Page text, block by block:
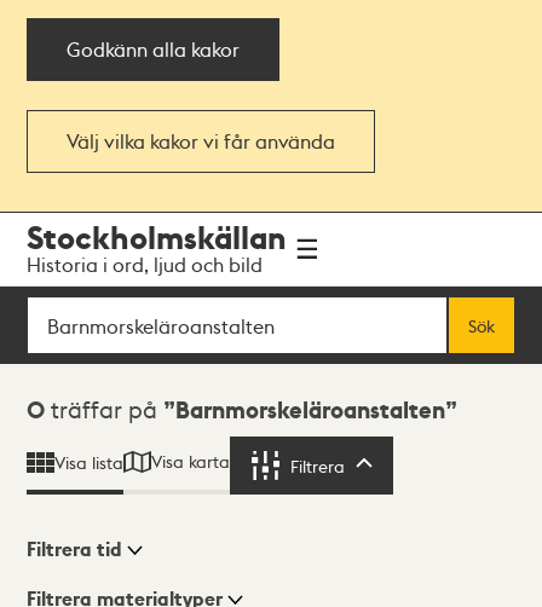
Godkänn alla kakor
Välj vilka kakor vi får använda
navigationen
huvudinnehållet
Stockholmskällan
Historia i ord, ljud och bild
Sök
Sök
Sökresultat
0 träffar på Barnmorskeläroanstalten
Visa lista Visa karta Filtrera
Filtrera tid
Filtrera materialtyper